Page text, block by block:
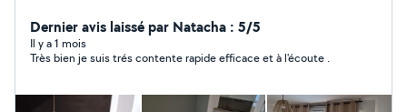
Dernier avis laissé par Natacha : 5/5
Il y a 1 mois
Très bien je suis trés contente rapide efficace et à l'écoute .